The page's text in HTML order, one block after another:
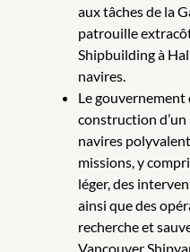
aux tâches de la
patrouille
Shipbuilding à
navires.
Le
construction
navires
missions, y
léger, des
ainsi que des
recherche et
Vancouver